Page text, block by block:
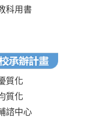
科用書
質化
質化
諮中心